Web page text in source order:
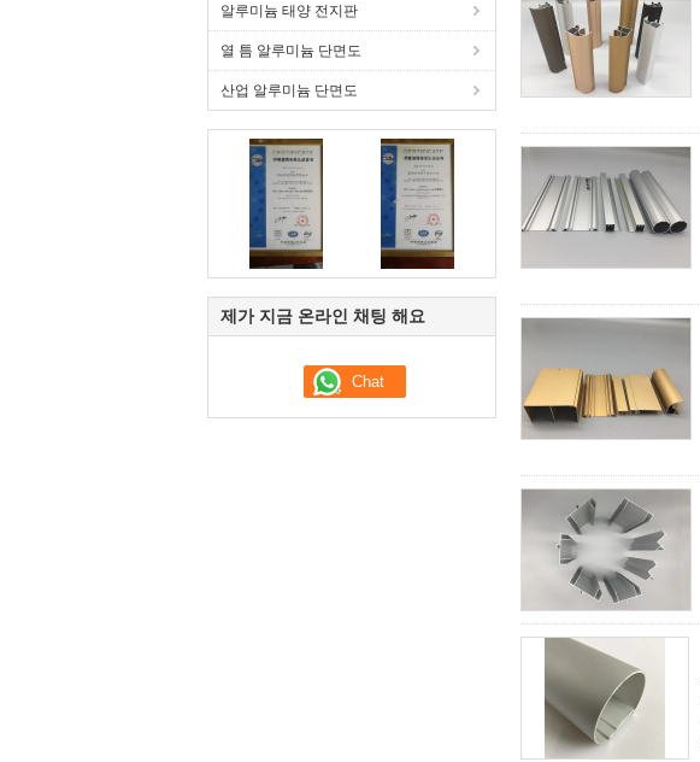
알루미늄 태양 전지판
열 틈 알루미늄 단면도
산업 알루미늄 단면도
제가 지금 온라인 채팅 해요